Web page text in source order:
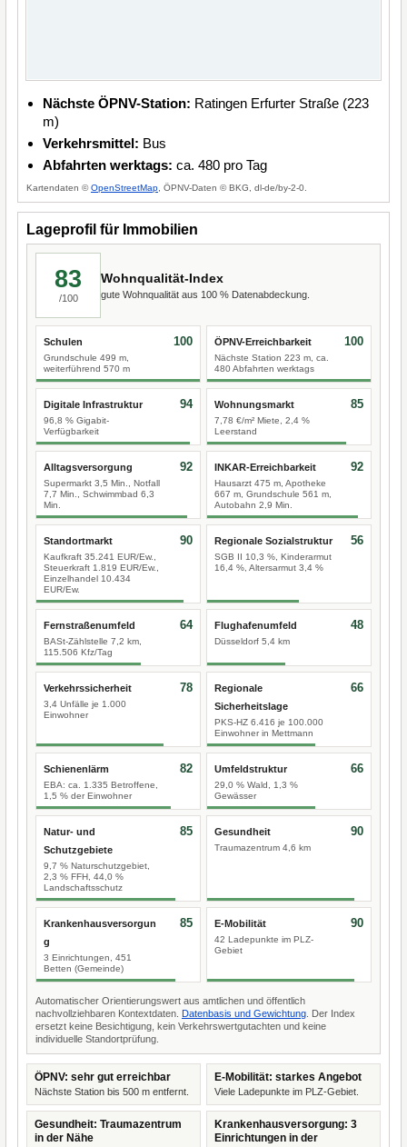
Nächste ÖPNV-Station: Ratingen Erfurter Straße (223
m)
Verkehrsmittel: Bus
Abfahrten werktags: ca. 480 pro Tag
Kartendaten ©OpenStreetMap , ÖPNV-Daten © BKG, dl-de/by-2-0.
Lageprofil für Immobilien
83
/100
Wohnqualität-Index
gute Wohnqualität aus 100 % Datenabdeckung.
Schulen
Grundschule 499 m,
weiterführend 570 m
100 ÖPNV-Erreichbarkeit
Nächste Station 223 m, ca.
480 Abfahrten werktags
100
Digitale Infrastruktur
96,8 % Gigabit-
Verfügbarkeit
94 Wohnungsmarkt
7,78 €/m² Miete, 2,4 %
Leerstand
85
Alltagsversorgung
Supermarkt 3,5 Min., Notfall
7,7 Min., Schwimmbad 6,3
Min.
92 INKAR-Erreichbarkeit
Hausarzt 475 m, Apotheke
667 m, Grundschule 561 m,
Autobahn 2,9 Min.
92
Standortmarkt
Kaufkraft 35.241 EUR/Ew.,
Steuerkraft 1.819 EUR/Ew.,
Einzelhandel 10.434
EUR/Ew.
90 Regionale Sozialstruktur
SGB II 10,3 %, Kinderarmut
16,4 %, Altersarmut 3,4 %
56
Fernstraßenumfeld
BASt-Zählstelle 7,2 km,
115.506 Kfz/Tag
64 Flughafenumfeld
Düsseldorf 5,4 km
48
Verkehrssicherheit
3,4 Unfälle je 1.000
Einwohner
78
Regionale
Sicherheitslage
PKS-HZ 6.416 je 100.000
Einwohner in Mettmann
66
Schienenlärm
EBA: ca. 1.335 Betroffene,
1,5 % der Einwohner
82 Umfeldstruktur
29,0 % Wald, 1,3 %
Gewässer
66
Natur- und
Schutzgebiete
9,7 % Naturschutzgebiet,
2,3 % FFH, 44,0 %
Landschaftsschutz
85 Gesundheit
Traumazentrum 4,6 km
90
Krankenhausversorgun
g
3 Einrichtungen, 451
Betten (Gemeinde)
85 E-Mobilität
42 Ladepunkte im PLZ-
Gebiet
90
Automatischer Orientierungswert aus amtlichen und öffentlich
nachvollziehbaren Kontextdaten. Datenbasis und Gewichtung . Der Index
ersetzt keine Besichtigung, kein Verkehrswertgutachten und keine
individuelle Standortprüfung.
ÖPNV: sehr gut erreichbar
Nächste Station bis 500 m entfernt.
E-Mobilität: starkes Angebot
Viele Ladepunkte im PLZ-Gebiet.
Gesundheit: Traumazentrum
in der Nähe
Krankenhausversorgung: 3
Einrichtungen in der